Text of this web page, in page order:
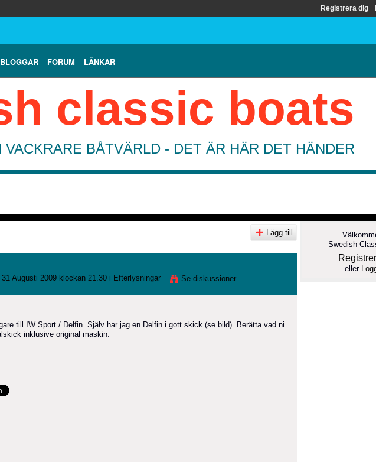
Registrera dig
BLOGGAR FORUM LÄNKAR
classic boats
BÅTVÄRLD - DET ÄR HÄR DET HÄNDER
Lägg till
31 Augusti 2009 klockan 21.30 i Efterlysningar Se diskussioner
till IW Sport / Delfin. Själv har jag en Delfin i gott skick (se bild). Berätta vad ni
inklusive original maskin.
Swedish
eller